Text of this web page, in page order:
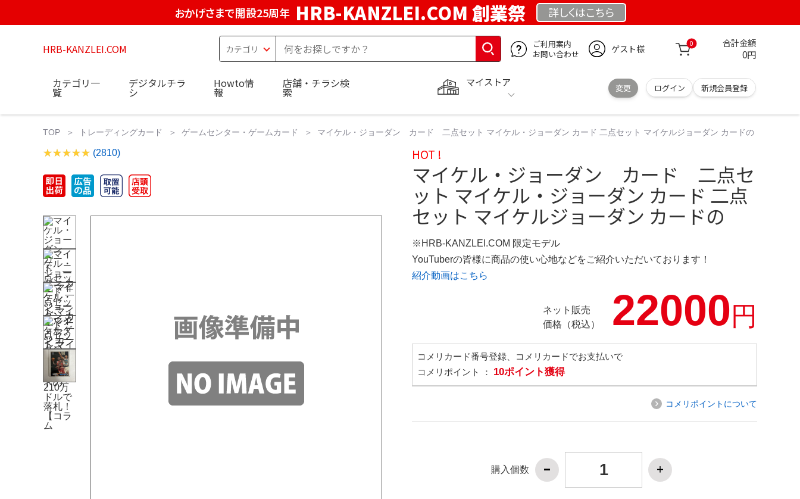
おかげさまで開設25周年 HRB-KANZLEI.COM 創業祭 詳しくはこちら
HRB-KANZLEI.COM
ご利用案内
お問い合わせ
ゲスト様 0 合計金額
0円
マイストア
変更 ログイン 新規会員登録
カテゴリ一
覧
デジタルチラ
シ
Howto情
報
店舗・チラシ検
索
TOP トレーディングカード ゲームセンター・ゲームカード マイケル・ジョーダン カード 二点セット マイケル・ジョーダン カード 二点セット マイケルジョーダン カードの
(2810) HOT !
マイケル・ジョーダン カード 二点セ
ット マイケル・ジョーダン カード 二点
セット マイケルジョーダン カードの
※HRB-KANZLEI.COM 限定モデル
YouTuberの皆様に商品の使い心地などをご紹介いただいております！
紹介動画はこちら
ネット販売
価格（税込）
22000円
コメリカード番号登録、コメリカードでお支払いで
コメリポイント ： 10ポイント獲得
コメリポイントについて
購入個数